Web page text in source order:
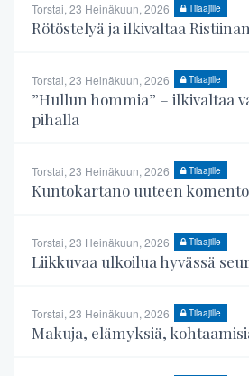
Torstai, 23 Heinäkuun, 2026 Tilaajille
Rötöstelyä ja ilkivaltaa
Torstai, 23 Heinäkuun, 2026 Tilaajille
”Hullun hommia” – ilkivaltaa
pihalla
Torstai, 23 Heinäkuun, 2026 Tilaajille
Kuntokartano uuteen
Torstai, 23 Heinäkuun, 2026 Tilaajille
Liikkuvaa ulkoilua hyvässä
Torstai, 23 Heinäkuun, 2026 Tilaajille
Makuja, elämyksiä,